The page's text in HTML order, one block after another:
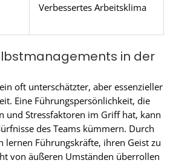
Verbessertes Arbeitsklima
in der
oft unterschätzter, aber essenzieller
Eine Führungspersönlichkeit, die
und Stressfaktoren im Griff hat, kann
des Teams kümmern. Durch
lernen Führungskräfte, ihren Geist zu
von äußeren Umständen überrollen